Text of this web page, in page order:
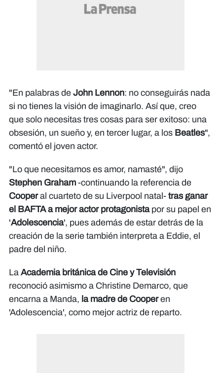
"En palabras de John Lennon: no conseguirás nada
si no tienes la visión de imaginarlo. Así que, creo
que solo necesitas tres cosas para ser exitoso: una
obsesión, un sueño y, en tercer lugar, a los Beatles",
comentó el joven actor.
"Lo que necesitamos es amor, namasté", dijo
Stephen Graham -continuando la referencia de
Cooperal cuarteto de su Liverpool natal- tras ganar
el BAFTA a mejor actor protagonista por su papel en
'Adolescencia', pues además de estar detrás de la
creación de la serie también interpreta a Eddie, el
padre del niño.
La Academia británica de Cine y Televisión
reconoció asimismo a Christine Demarco, que
encarna a Manda, la madre de Cooperen
'Adolescencia', como mejor actriz de reparto.